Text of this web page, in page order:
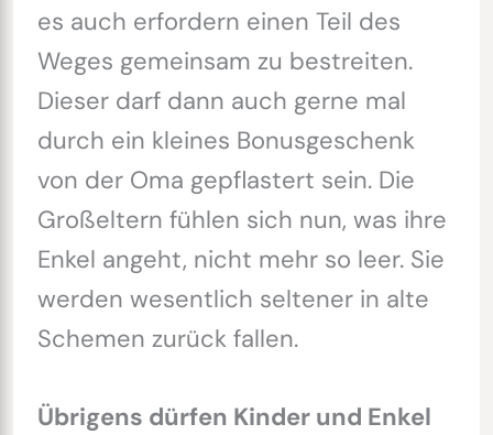
es auch erfordern einen Teil des
Weges gemeinsam zu bestreiten.
Dieser darf dann auch gerne mal
durch ein kleines Bonusgeschenk
von der Oma gepflastert sein. Die
Großeltern fühlen sich nun, was ihre
Enkel angeht, nicht mehr so leer. Sie
werden wesentlich seltener in alte
Schemen zurück fallen.
Übrigens dürfen Kinder und Enkel